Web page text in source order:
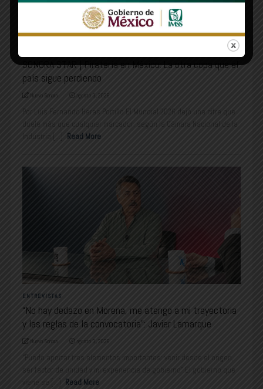
SONORA STAR | Piratería en México: La otra copa que el
país sigue perdiendo
Nuevo Sonora agosto 3, 2026
Por Luis Fernando Heras Portillo El Mundial 2026 dejó una cifra que
duele más que cualquier marcador: según la Cámara Nacional de la
Industria [...]
Read More
ENTREVISTAS
“No hay dedazo en Morena, me atengo a mi trayectoria
y las reglas de la convocatoria”: Javier Lamarque
Nuevo Sonora agosto 3, 2026
“Puedo aportar tres elementos importantes: venir desde el origen,
ser factor de unidad y mi experiencia de gobierno" El gobierno que
viene se [...]
Read More